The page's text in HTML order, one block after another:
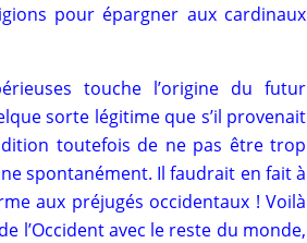
pour épargner aux cardinaux
touche l’origine du futur
sorte légitime que s’il provenait
toutefois de ne pas être trop
spontanément. Il faudrait en fait à
aux préjugés occidentaux ! Voilà
l’Occident avec le reste du monde,